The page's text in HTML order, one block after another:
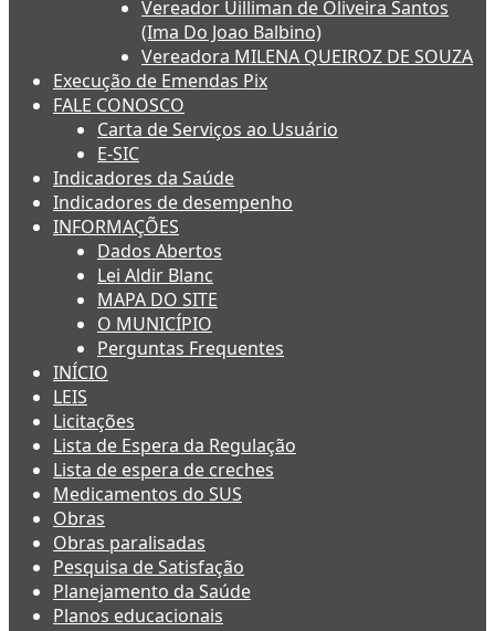
Vereador Uilliman de Oliveira Santos
(Ima Do Joao Balbino)
Vereadora MILENA QUEIROZ DE SOUZA
Execução de Emendas Pix
FALE CONOSCO
Carta de Serviços ao Usuário
E-SIC
Indicadores da Saúde
Indicadores de desempenho
INFORMAÇÕES
Dados Abertos
Lei Aldir Blanc
MAPA DO SITE
O MUNICÍPIO
Perguntas Frequentes
INÍCIO
LEIS
Licitações
Lista de Espera da Regulação
Lista de espera de creches
Medicamentos do SUS
Obras
Obras paralisadas
Pesquisa de Satisfação
Planejamento da Saúde
Planos educacionais